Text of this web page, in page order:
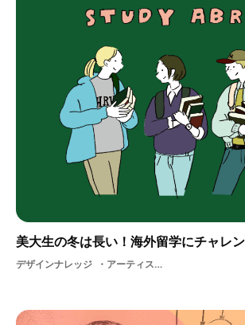
美大生の冬は長い！海外留学にチャレ
デザインナレッジ アーティスト美大グローバル美術世界美大生交流デザイン休日アート冬留学大学グラフィック大学生学ぶart学生DESIGN学習